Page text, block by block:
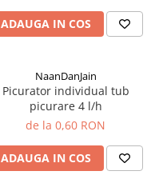
ADAUGA IN COS
NaanDanJain
Picurator individual tub
picurare 4 l/h
de la 0,60 RON
ADAUGA IN COS